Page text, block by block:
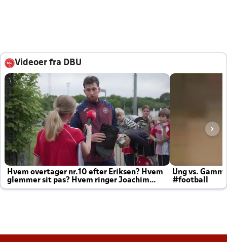
Videoer fra DBU
Hvem overtager nr.10 efter Eriksen? Hvem
glemmer sit pas? Hvem ringer Joachim
altid til efter kampe?
Ung vs.
#football